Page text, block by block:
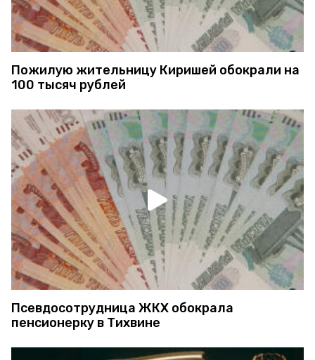
Пожилую жительницу Киришей обокрали на
100 тысяч рублей
Псевдосотрудница ЖКХ обокрала
пенсионерку в Тихвине